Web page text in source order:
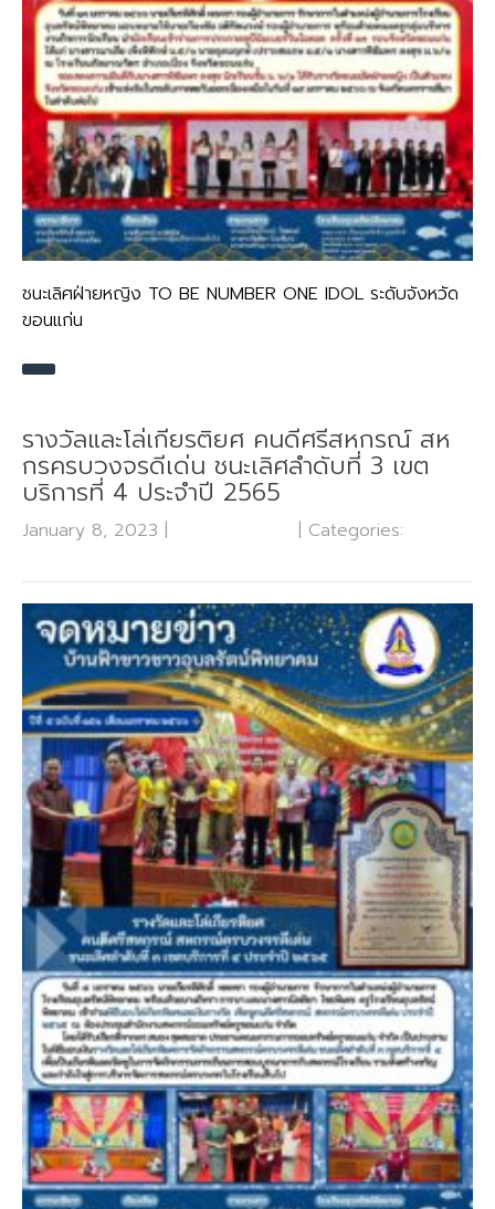
ชนะเลิศฝ่ายหญิง TO BE NUMBER ONE IDOL ระดับจังหวัด
ขอนแก่น
รางวัลและโล่เกียรติยศ คนดีศรีสหกรณ์ สห
กรครบวงจรดีเด่น ชนะเลิศลำดับที่ 3 เขต
บริการที่ 4 ประจำปี 2565
January 8, 2023 | | Categories: